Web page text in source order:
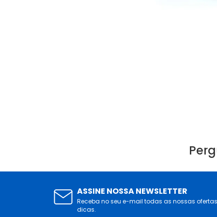
ASSINE NOSSA NEWSLETTER
Receba no seu e-mail todas as nossas
dicas.